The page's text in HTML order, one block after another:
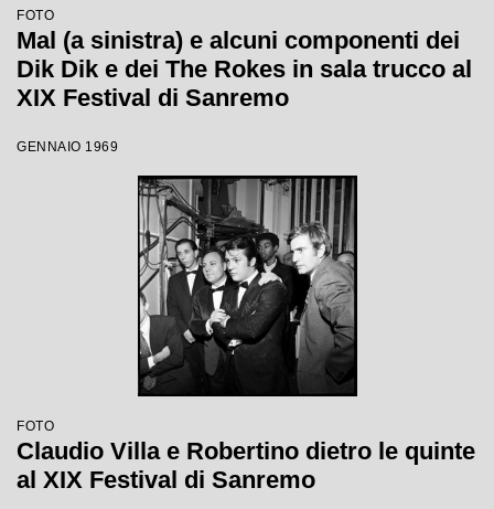
FOTO
Mal (a sinistra) e alcuni componenti dei
Dik Dik e dei The Rokes in sala trucco al
XIX Festival di Sanremo
GENNAIO 1969
FOTO
Claudio Villa e Robertino dietro le quinte
al XIX Festival di Sanremo